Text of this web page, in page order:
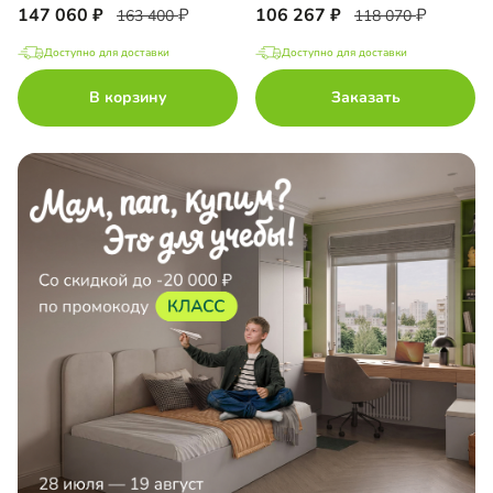
147 060 163 400
Доступно для доставки
В корзину
106 267 118 070
Доступно для доставки
Заказать